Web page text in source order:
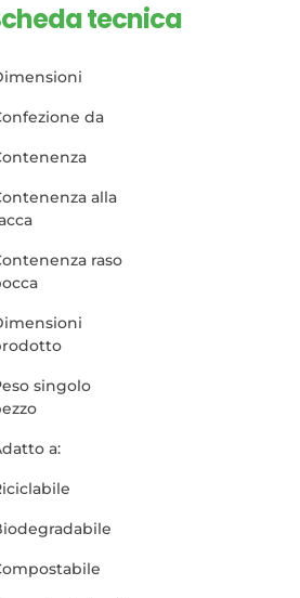
tecnica
da
alla
raso
singolo
a: